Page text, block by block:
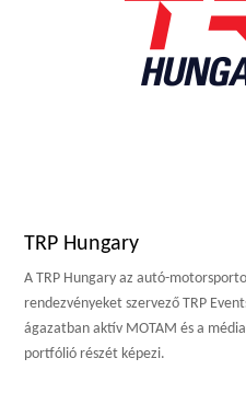
TRP Hungary
A TRP Hungary az autó-
rendezvényeket szervező TRP
ágazatban aktív MOTAM és a
portfólió részét képezi.